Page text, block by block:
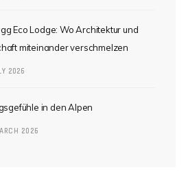
Eco Lodge: Wo Architektur und
miteinander verschmelzen
2026
in den Alpen
2026